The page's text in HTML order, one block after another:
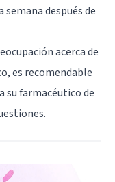
semana después de
acerca de
es recomendable
su farmacéutico de